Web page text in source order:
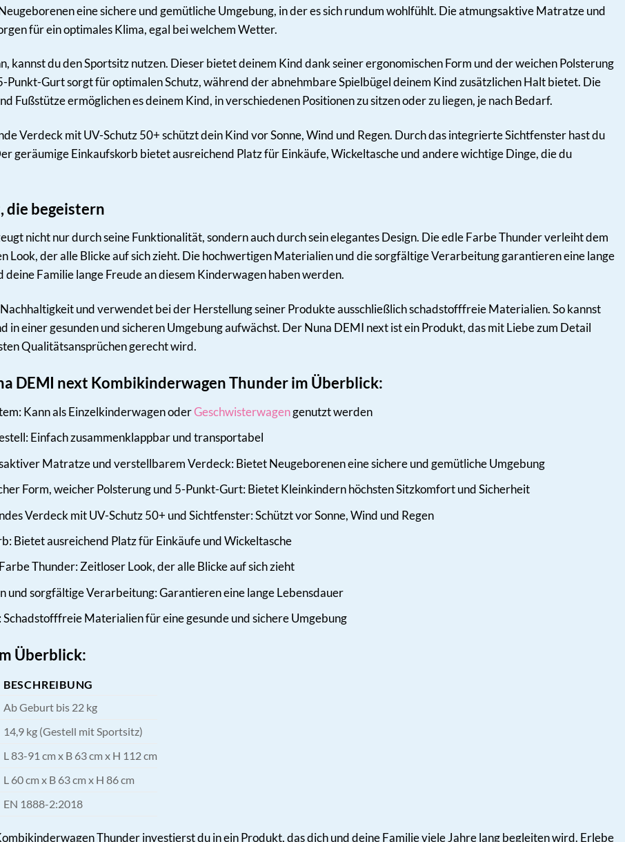
eine sichere und gemütliche Umgebung, in der es sich rundum wohlfühlt. Die atmungsaktive Matratze und
für ein optimales Klima, egal bei welchem Wetter.
kannst du den Sportsitz nutzen. Dieser bietet deinem Kind dank seiner ergonomischen Form und der weichen Polsterung
Punkt-Gurt sorgt für optimalen Schutz, während der abnehmbare Spielbügel deinem Kind zusätzlichen Halt bietet. Die
Fußstütze ermöglichen es deinem Kind, in verschiedenen Positionen zu sitzen oder zu liegen, je nach Bedarf.
Verdeck mit UV-Schutz 50+ schützt dein Kind vor Sonne, Wind und Regen. Durch das integrierte Sichtfenster hast du
geräumige Einkaufskorb bietet ausreichend Platz für Einkäufe, Wickeltasche und andere wichtige Dinge, die du
die begeistern
nicht nur durch seine Funktionalität, sondern auch durch sein elegantes Design. Die edle Farbe Thunder verleiht dem
Look, der alle Blicke auf sich zieht. Die hochwertigen Materialien und die sorgfältige Verarbeitung garantieren eine lange
deine Familie lange Freude an diesem Kinderwagen haben werden.
und verwendet bei der Herstellung seiner Produkte ausschließlich schadstofffreie Materialien. So kannst
in einer gesunden und sicheren Umgebung aufwächst. Der Nuna DEMI next ist ein Produkt, das mit Liebe zum Detail
Qualitätsansprüchen gerecht wird.
DEMI next Kombikinderwagen Thunder im Überblick:
Kann als Einzelkinderwagen oderGeschwisterwagengenutzt werden
Einfach zusammenklappbar und transportabel
Matratze und verstellbarem Verdeck: Bietet Neugeborenen eine sichere und gemütliche Umgebung
Form, weicher Polsterung und 5-Punkt-Gurt: Bietet Kleinkindern höchsten Sitzkomfort und Sicherheit
Verdeck mit UV-Schutz 50+ und Sichtfenster: Schützt vor Sonne, Wind und Regen
Bietet ausreichend Platz für Einkäufe und Wickeltasche
Thunder: Zeitloser Look, der alle Blicke auf sich zieht
und sorgfältige Verarbeitung: Garantieren eine lange Lebensdauer
Materialien für eine gesunde und sichere Umgebung
Überblick:
BESCHREIBUNG
Ab Geburt bis 22 kg
14,9 kg (Gestell mit Sportsitz)
L 83-91 cm x B 63 cm x H 112 cm
L 60 cm x B 63 cm x H 86 cm
EN 1888-2:2018
Thunder investierst du in ein Produkt, das dich und deine Familie viele Jahre lang begleiten wird. Erlebe